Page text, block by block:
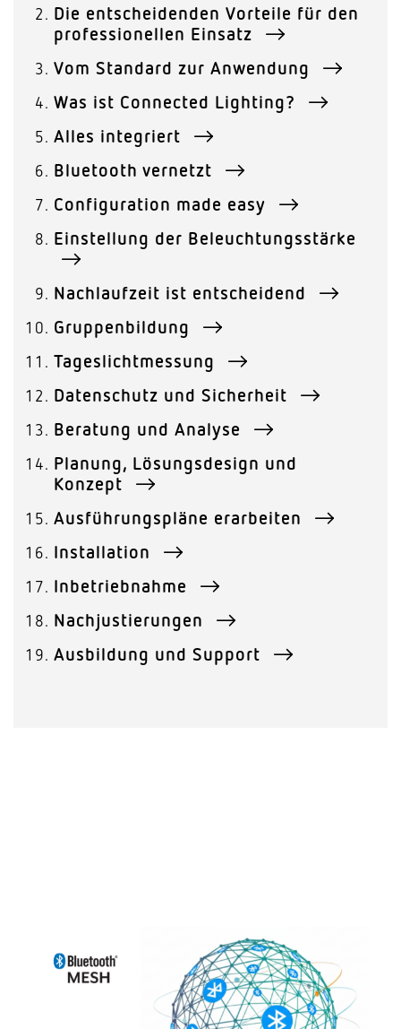
Die entscheidenden Vorteile für den
professionellen Einsatz
Vom Standard zur Anwendung
Was ist Connected Lighting?
Alles integriert
Bluetooth vernetzt
Configuration made easy
Einstellung der Beleuchtungsstärke
Nachlaufzeit ist entscheidend
Gruppenbildung
Tageslichtmessung
Datenschutz und Sicherheit
Beratung und Analyse
Planung, Lösungsdesign und
Konzept
Ausführungspläne erarbeiten
Installation
Inbetriebnahme
Nachjustierungen
Ausbildung und Support